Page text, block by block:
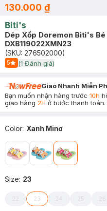
130.000 ₫
Biti's
Dép Xốp Doremon Biti's Bé
DXB119022XMN23
(SKU: 276502000)
5
Start Icon
(1 Đánh giá)
Giao Nhanh Miễn
Bạn muốn nhận hàng trước 10h
giao hàng 2H ở bước thanh toán.
Color: Xanh Minơ
Size: 23
22 23 24 25 26